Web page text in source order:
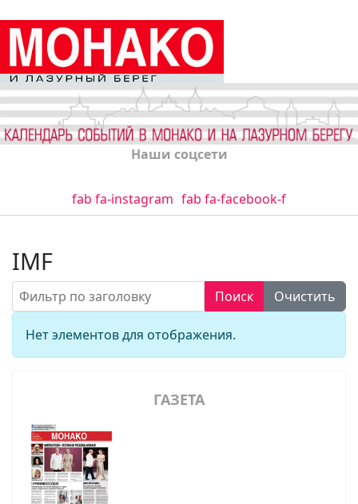
Наши соцсети
fab fa-instagram fab fa-facebook-f
IMF
Фильтр по заголовку Поиск
Очистить
Кол-во
Информация
Нет элементов для отображения.
ГАЗЕТА